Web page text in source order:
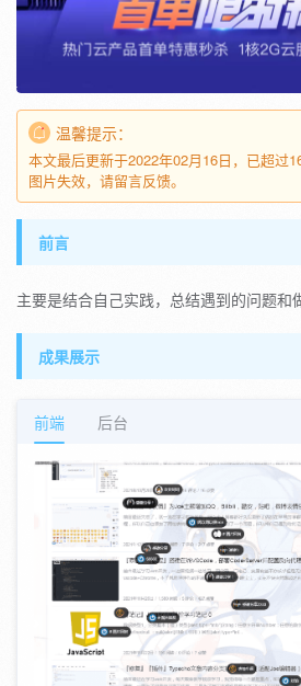
温馨提示：
本文最后更新于2022年02月16日，已超过
图片失效，请留言反馈。
前言
主要是结合自己实践，总结遇到的问题和
成果展示
前端 后台